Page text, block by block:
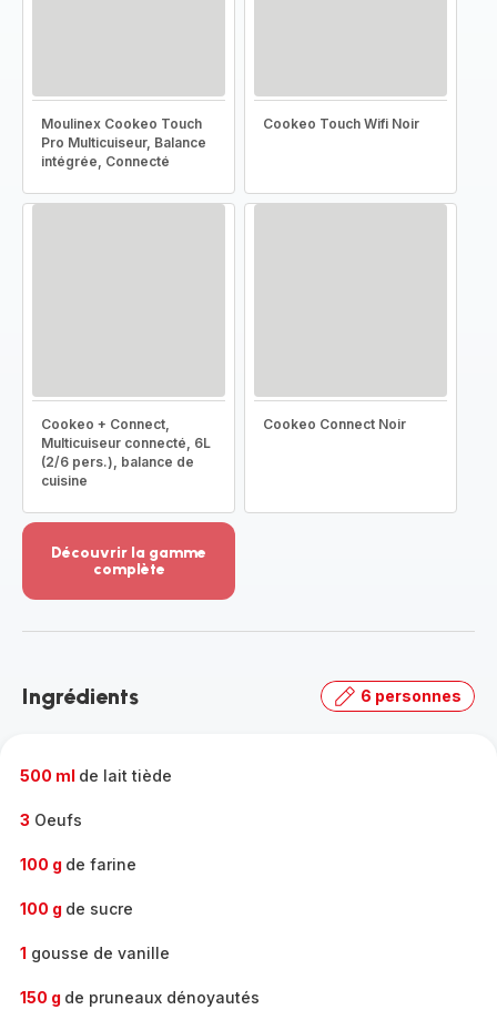
Moulinex Cookeo Touch
Pro Multicuiseur, Balance
intégrée, Connecté
Cookeo Touch Wifi Noir
Cookeo + Connect,
Multicuiseur connecté, 6L
(2/6 pers.), balance de
cuisine
Cookeo Connect Noir
Découvrir la gamme
complète
-
gamme
Ingrédients 6 personnes
500 ml de lait tiède
3 Oeufs
100 g de farine
100 g de sucre
1 gousse de vanille
150 g de pruneaux dénoyautés